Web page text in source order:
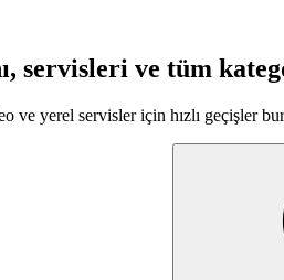
servisleri ve tüm
ve yerel servisler için hızlı geçişler